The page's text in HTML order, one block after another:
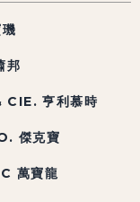
邦
亨利慕時
傑克寶
萬寶龍